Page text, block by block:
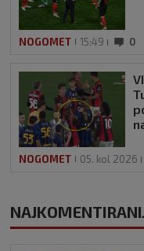
NOGOMET 15:49 0
NOGOMET 05. kol 2026